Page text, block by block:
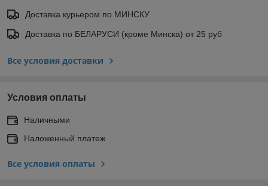
Доставка курьером по МИНСКУ
Доставка по БЕЛАРУСИ (кроме Минска) от 25 руб
Все условия доставки
Условия оплаты
Наличными
Наложенный платеж
Все условия оплаты